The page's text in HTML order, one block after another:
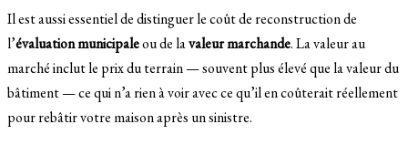
Il est aussi essentiel de distinguer le coût de reconstruction de
l’évaluation municipaleou de lavaleur marchande. La valeur au
marché inclut le prix du terrain — souvent plus élevé que la valeur du
bâtiment — ce qui n’a rien à voir avec ce qu’il en coûterait réellement
pour rebâtir votre maison après un sinistre.